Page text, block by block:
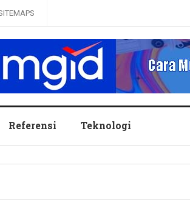
Referensi Teknologi